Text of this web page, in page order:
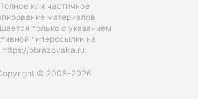
или частичное
материалов
только с указанием
гиперссылки на
https://obrazovaka.ru
© 2008-2026